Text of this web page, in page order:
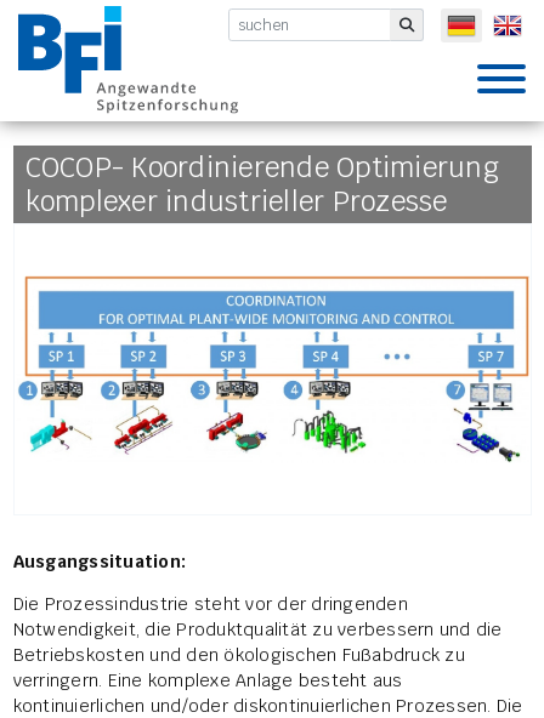
BFI VDEh- Submit
COCOP- Koordinierende Optimierung
komplexer industrieller Prozesse
Ausgangssituation:
Die Prozessindustrie steht vor der dringenden
Notwendigkeit, die Produktqualität zu verbessern und die
Betriebskosten und den ökologischen Fußabdruck zu
verringern. Eine komplexe Anlage besteht aus
kontinuierlichen und/oder diskontinuierlichen Prozessen. Die